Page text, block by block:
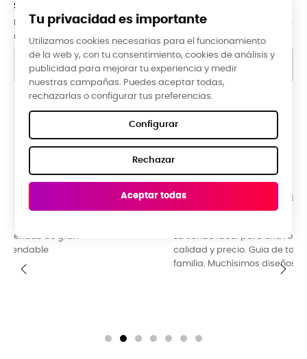
SUBCRÍBETE A LA NEWSLETTER
Puede darse de baja en cualquier momento. Para ello, consulte
nuestra información de contacto en el aviso legal.
Google Reviews
★★★★★
Raquel Campos, hace 3 meses
La tienda ideal para una ropa diferente y
calidad y precio. Guia de tallas perfecta. Ideal
familia. Muchísimos diseños y colores para
Tu privacidad es importante
Utilizamos cookies necesarias para el funcionamiento
de la web y, con tu consentimiento, cookies de análisis y
publicidad para mejorar tu experiencia y medir
nuestras campañas. Puedes aceptar todas,
rechazarlas o configurar tus preferencias.
Configurar
Rechazar
Aceptar todas